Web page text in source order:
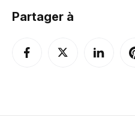
Partager à